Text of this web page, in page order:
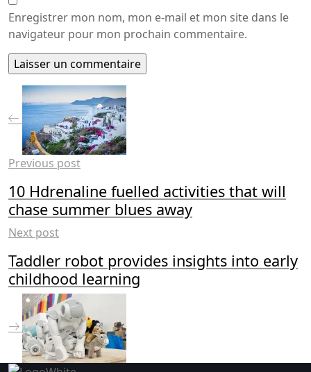
Enregistrer mon nom, mon e-mail et mon site dans le
navigateur pour mon prochain commentaire.
Previous post
10 Hdrenaline fuelled activities that will
chase summer blues away
Next post
Taddler robot provides insights into early
childhood learning